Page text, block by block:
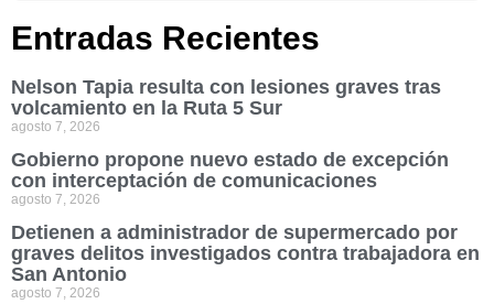
Entradas Recientes
Nelson Tapia resulta con lesiones graves tras
volcamiento en la Ruta 5 Sur
agosto 7, 2026
Gobierno propone nuevo estado de excepción
con interceptación de comunicaciones
agosto 7, 2026
Detienen a administrador de supermercado por
graves delitos investigados contra trabajadora en
San Antonio
agosto 7, 2026